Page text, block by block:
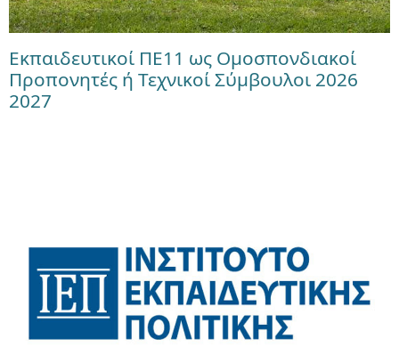
Εκπαιδευτικοί ΠΕ11 ως Ομοσπονδιακοί
Προπονητές ή Τεχνικοί Σύμβουλοι 2026
2027